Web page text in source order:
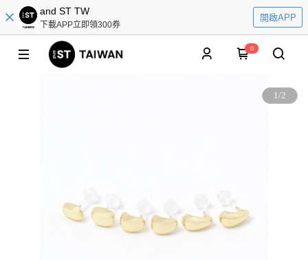
and ST TW
下載APP立即領300券
開啟APP
0
1/2